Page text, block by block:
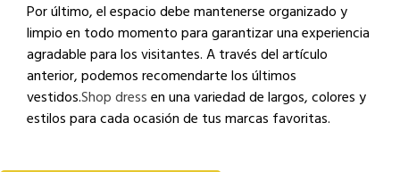
Por último, el espacio debe mantenerse organizado y
limpio en todo momento para garantizar una experiencia
agradable para los visitantes. A través del artículo
anterior, podemos recomendarte los últimos
vestidos.Shop dressen una variedad de largos, colores y
estilos para cada ocasión de tus marcas favoritas.